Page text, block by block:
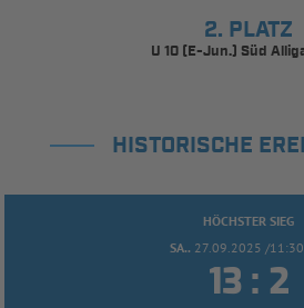
2. PLATZ
U 10 (E-Jun.) Süd
HISTORISCHE
HÖCHSTER SIEG
SA.. 27.09.2025 /
 : 